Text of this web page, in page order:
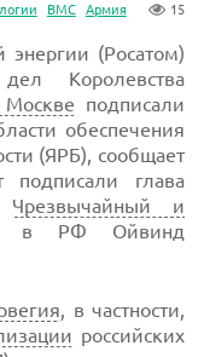
ВМС Армия 15
энергии (Росатом)
Королевства
подписали
обеспечения
(ЯРБ), сообщает
подписали глава
Чрезвычайный и
в РФ Ойвинд
, в частности,
российских